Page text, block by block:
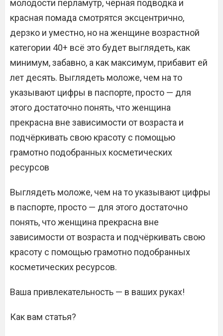
молодости перламутр, чёрная подводка и
красная помада смотрятся эксцентрично,
дерзко и уместно, но на женщине возрастной
категории 40+ всё это будет выглядеть, как
минимум, забавно, а как максимум, прибавит ей
лет десять. Выглядеть моложе, чем на то
указывают цифры в паспорте, просто — для
этого достаточно понять, что женщина
прекрасна вне зависимости от возраста и
подчёркивать свою красоту с помощью
грамотно подобранных косметических
ресурсов
Выглядеть моложе, чем на то указывают цифры
в паспорте, просто — для этого достаточно
понять, что женщина прекрасна вне
зависимости от возраста и подчёркивать свою
красоту с помощью грамотно подобранных
косметических ресурсов.
Ваша привлекательность — в ваших руках!
Как вам статья?